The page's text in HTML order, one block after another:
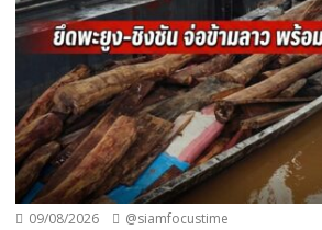
09/08/2026 @siamfocustime